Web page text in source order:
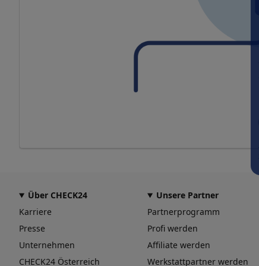
Über CHECK24
Karriere
Presse
Unternehmen
CHECK24 Österreich
Unsere Partner
Partnerprogramm
Profi werden
Affiliate werden
Werkstattpartner werden